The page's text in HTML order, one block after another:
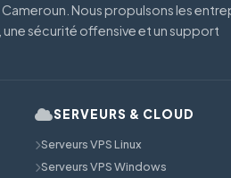
Nous propulsons les
sécurité offensive et un support
SERVEURS & CLOUD
Serveurs VPS Linux
Serveurs VPS Windows